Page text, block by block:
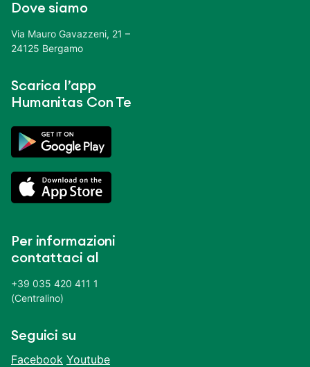
Dove siamo
Via Mauro Gavazzeni, 21 –
24125 Bergamo
Scarica l’app
Humanitas Con Te
Per informazioni
contattaci al
+39 035 420 411 1
(Centralino)
Seguici su
Facebook Youtube